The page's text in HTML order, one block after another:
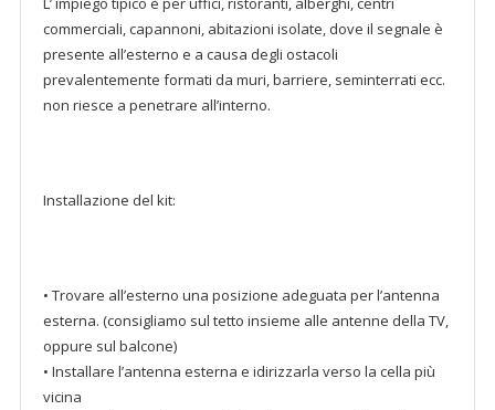
commerciali, capannoni, abitazioni isolate, dove il segnale è
presente all’esterno e a causa degli ostacoli
prevalentemente formati da muri, barriere, seminterrati ecc.
non riesce a penetrare all’interno.
Installazione del kit:
• Trovare all’esterno una posizione adeguata per l’antenna
esterna. (consigliamo sul tetto insieme alle antenne della TV,
oppure sul balcone)
• Installare l’antenna esterna e idirizzarla verso la cella più
vicina